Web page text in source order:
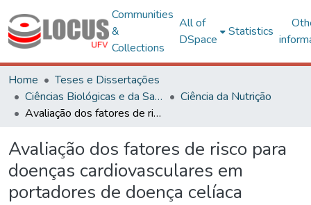
Communities
&
Collections
All of
DSpace
Statistics
Home
Teses e Dissertações
Ciências Biológicas e da Saúde
Ciência da Nutrição
Avaliação dos fatores de risco para doenças cardiovasculares em portadores de doença celíaca
Avaliação dos fatores de risco para
doenças cardiovasculares em
portadores de doença celíaca